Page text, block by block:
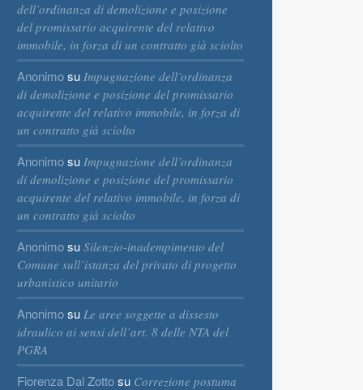
dell’ordinanza di demolizione e posizione
del promissario acquirente del relativo
immobile, in forza di un contratto già sciolto
Anonimosu Impugnazione dell’ordinanza
di demolizione e posizione del promissario
acquirente del relativo immobile, in forza di
un contratto già sciolto
Anonimosu Impugnazione dell’ordinanza
di demolizione e posizione del promissario
acquirente del relativo immobile, in forza di
un contratto già sciolto
Anonimosu Silenzio-inadempimento del
Comune sull’istanza del privato di progetto
urbanistico unitario
Anonimosu Le aree soggette a dissesto
idraulico ai sensi dell’art. 8 delle NTA del
PGRA
Fiorenza Dal Zottosu Correzione postuma